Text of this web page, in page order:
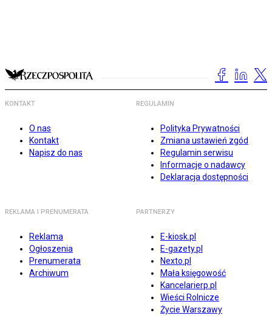
KONTAKT
O nas
Kontakt
Napisz do nas
REGULAMIN
Polityka Prywatności
Zmiana ustawień zgód
Regulamin serwisu
Informacje o nadawcy
Deklaracja dostępności
REKLAMA I PRENUMERATA
Reklama
Ogłoszenia
Prenumerata
Archiwum
PARTNERZY
E-kiosk.pl
E-gazety.pl
Nexto.pl
Mała księgowość
Kancelarierp.pl
Wieści Rolnicze
Życie Warszawy